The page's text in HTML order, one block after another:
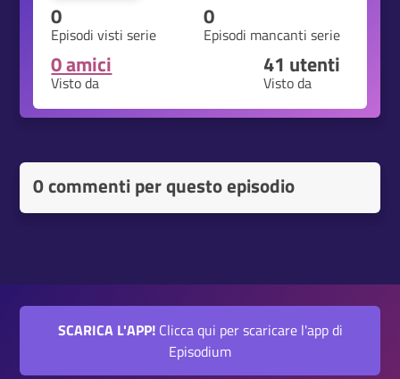
0
Episodi visti serie
0
Episodi mancanti serie
0 amici
Visto da
41 utenti
Visto da
0 commenti per questo episodio
SCARICA L'APP!Clicca qui per scaricare l'app di
Episodium